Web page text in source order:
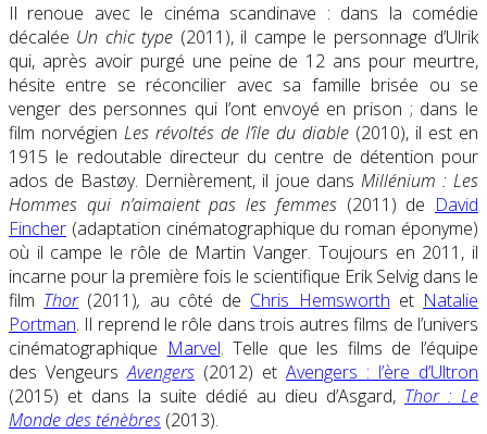
Il renoue avec le cinéma scandinave : dans la comédie
décalée Un chic type (2011), il campe le personnage d’Ulrik
qui, après avoir purgé une peine de 12 ans pour meurtre,
hésite entre se réconcilier avec sa famille brisée ou se
venger des personnes qui l’ont envoyé en prison ; dans le
film norvégien Les révoltés de l’île du diable (2010), il est en
1915 le redoutable directeur du centre de détention pour
ados de Bastøy. Dernièrement, il joue dans Millénium : Les
Hommes qui n’aimaient pas les femmes(2011) de David
Fincher (adaptation cinématographique du roman éponyme)
où il campe le rôle de Martin Vanger. Toujours en 2011, il
incarne pour la première fois le scientifique Erik Selvig dans le
film Thor (2011), au côté de Chris Hemsworth et Natalie
Portman. Il reprend le rôle dans trois autres films de l’univers
cinématographique Marvel. Telle que les films de l’équipe
des VengeursAvengers (2012) et Avengers : l’ère d’Ultron
(2015) et dans la suite dédié au dieu d’Asgard, Thor : Le
Monde des ténèbres (2013).